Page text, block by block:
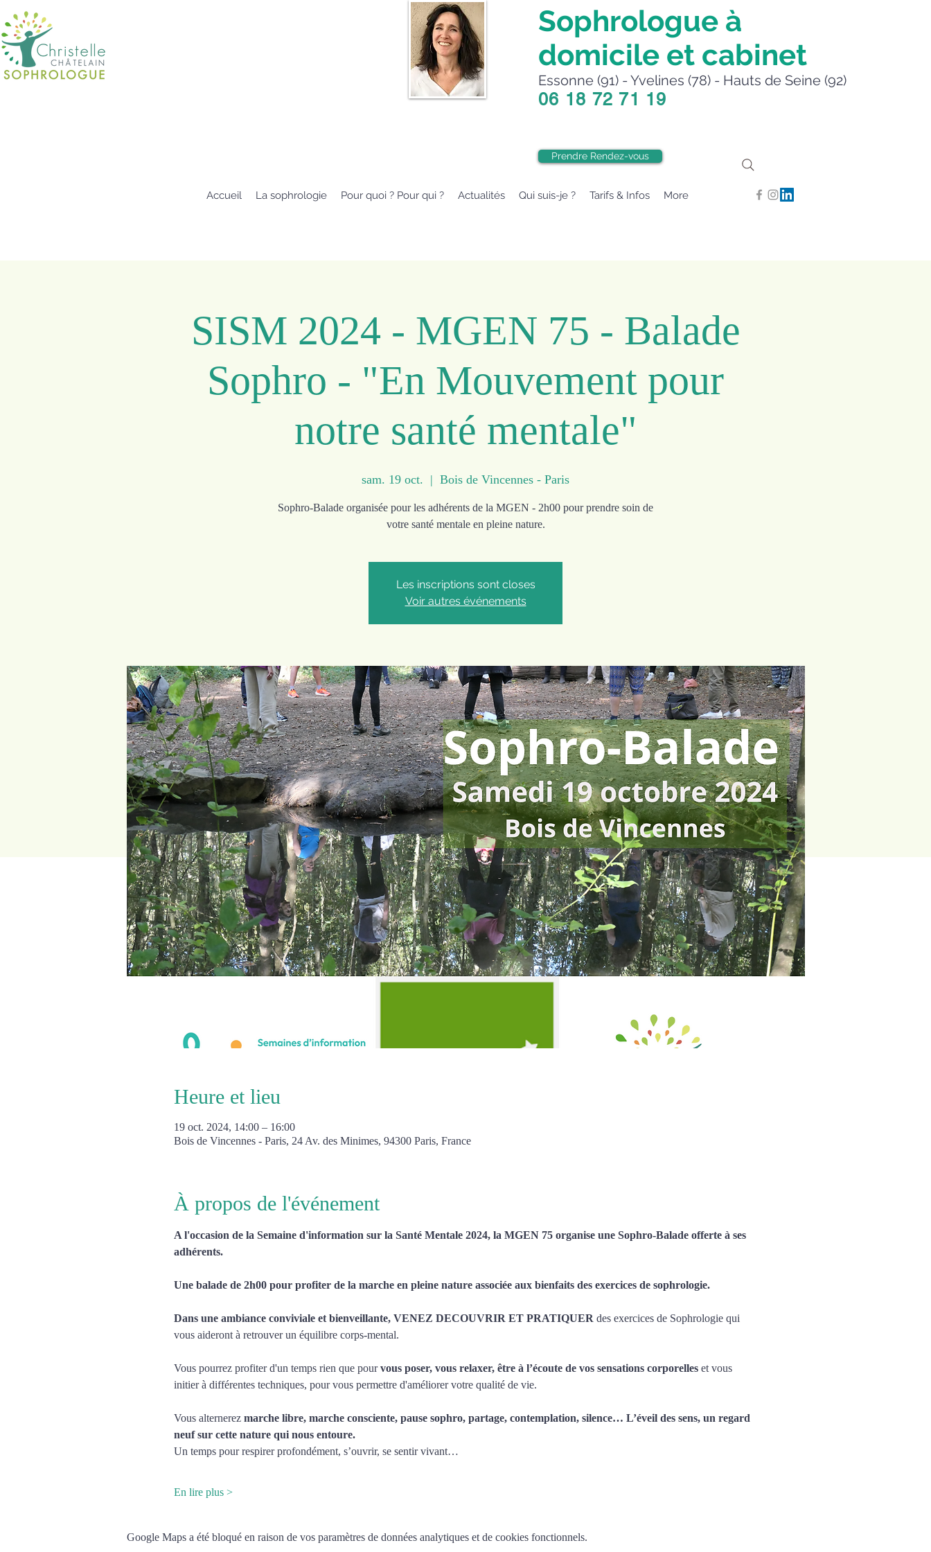
Sophrologue à
domicile et cabinet
Essonne (91) - Yvelines (78) - Hauts de Seine (92)
06 18 72 71 19
Prendre Rendez-vous
Accueil La sophrologie Pour quoi ? Pour qui ? Actualités Qui suis-je ? Tarifs & Infos More
SISM 2024 - MGEN 75 - Balade
Sophro - "En Mouvement pour
notre santé mentale"
sam. 19 oct.
  |
Bois de Vincennes - Paris
Sophro-Balade organisée pour les adhérents de la MGEN - 2h00 pour prendre soin de
votre santé mentale en pleine nature.
Les inscriptions sont closes
Voir autres événements
Heure et lieu
19 oct. 2024, 14:00 – 16:00
Bois de Vincennes - Paris, 24 Av. des Minimes, 94300 Paris, France
À propos de l'événement
A l'occasion de la Semaine d'information sur la Santé Mentale 2024, la MGEN 75 organise une Sophro-Balade offerte à ses
adhérents.
Une balade de 2h00 pour profiter de la marche en pleine nature associée aux bienfaits des exercices de sophrologie.
Dans une ambiance conviviale et bienveillante, VENEZ DECOUVRIR ET PRATIQUER des exercices de Sophrologie qui
vous aideront à retrouver un équilibre corps-mental.
Vous pourrez profiter d'un temps rien que pour vous poser, vous relaxer, être à l’écoute de vos sensations corporelles et vous
initier à différentes techniques, pour vous permettre d'améliorer votre qualité de vie.
Vous alternerez marche libre, marche consciente, pause sophro, partage, contemplation, silence… L’éveil des sens, un regard
neuf sur cette nature qui nous entoure.
Un temps pour respirer profondément, s’ouvrir, se sentir vivant…
En lire plus >
Google Maps a été bloqué en raison de vos paramètres de données analytiques et de cookies fonctionnels.